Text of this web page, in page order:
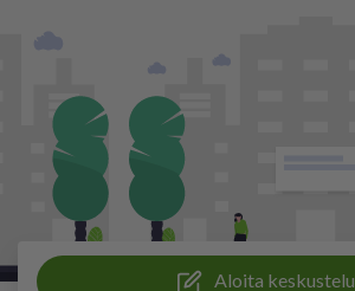
Aloita keskustelu